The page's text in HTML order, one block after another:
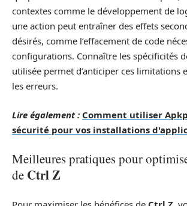
contextes comme le développement de
une action peut entraîner des effets
désirés, comme l’effacement de code
configurations. Connaître les spécificités
utilisée permet d’anticiper ces limitations
les erreurs.
Lire également : Comment utiliser
sécurité pour vos installations
Meilleures pratiques pour
de Ctrl Z